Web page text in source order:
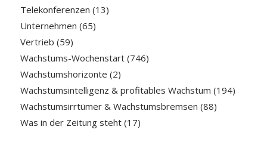
Telekonferenzen (13)
Unternehmen (65)
Vertrieb (59)
Wachstums-Wochenstart(746)
Wachstumshorizonte (2)
Wachstumsintelligenz & profitables Wachstum (194)
Wachstumsirrtümer & Wachstumsbremsen (88)
Was in der Zeitung steht(17)